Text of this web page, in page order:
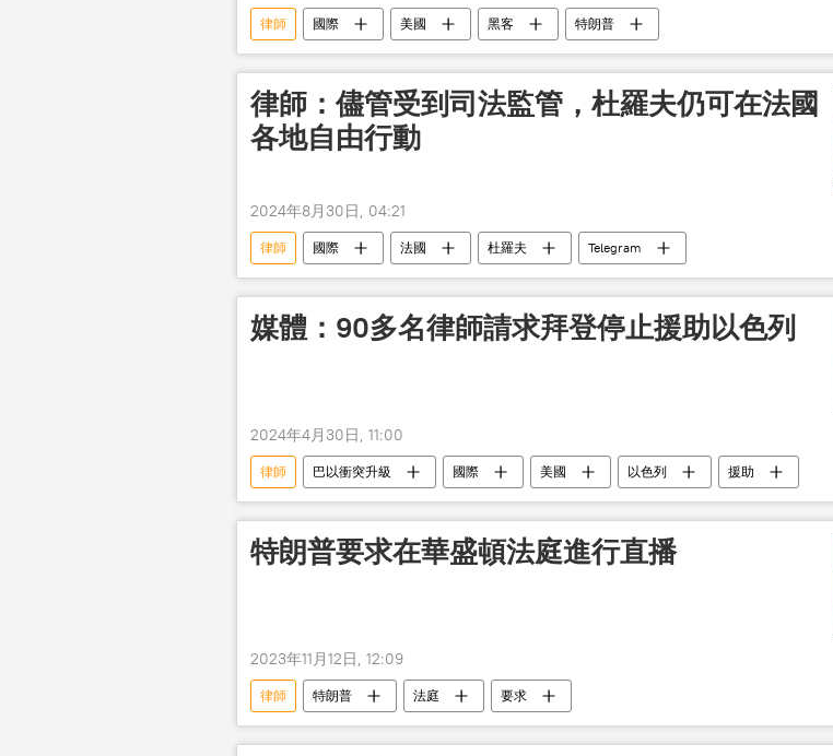
律師 國際 美國 黑客 特朗普
律師：儘管受到司法監管，杜羅夫仍可在法國
各地自由行動
2024年8月30日, 04:21
律師 國際 法國 杜羅夫 Telegram
媒體：90多名律師請求拜登停止援助以色列
2024年4月30日, 11:00
律師 巴以衝突升級 國際 美國 以色列 援助
特朗普要求在華盛頓法庭進行直播
2023年11月12日, 12:09
律師 特朗普 法庭 要求